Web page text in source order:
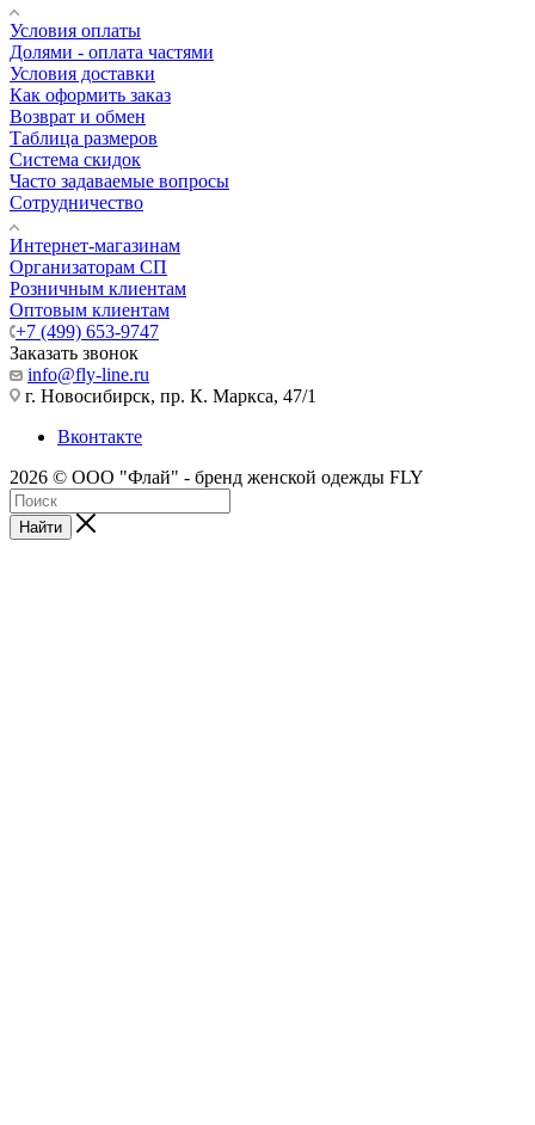
Условия оплаты
Долями - оплата частями
Условия доставки
Как оформить заказ
Возврат и обмен
Таблица размеров
Система скидок
Часто задаваемые вопросы
Сотрудничество
Интернет-магазинам
Организаторам СП
Розничным клиентам
Оптовым клиентам
+7 (499) 653-9747
Заказать звонок
info@fly-line.ru
г. Новосибирск, пр. К. Маркса, 47/1
Вконтакте
2026 © ООО "Флай" - бренд женской одежды FLY
Найти